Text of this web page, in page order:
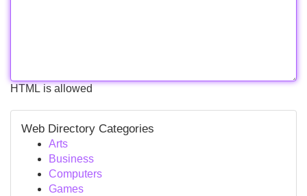
HTML is allowed
Web Directory Categories
Arts
Business
Computers
Games